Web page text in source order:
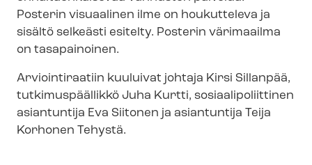
Posterin visuaalinen ilme on houkutteleva ja
sisältö selkeästi esitelty. Posterin värimaailma
on tasapainoinen.
Arviointiraatiin kuuluivat johtaja Kirsi Sillanpää,
tutkimuspäällikkö Juha Kurtti, so­si­aa­li­po­liit­ti­nen
asiantuntija Eva Siitonen ja asiantuntija Teija
Korhonen Tehystä.